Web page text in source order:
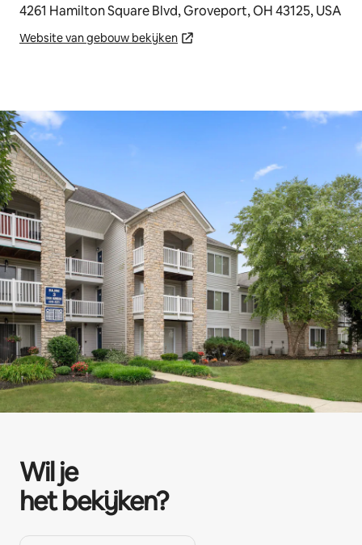
4261 Hamilton Square Blvd, Groveport, OH 43125, USA
Website van gebouw bekijken
Wil je
het bekijken?